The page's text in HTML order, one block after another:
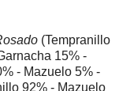
(Tempranillo
15% -
- Mazuelo 5% -
92% - Mazuelo